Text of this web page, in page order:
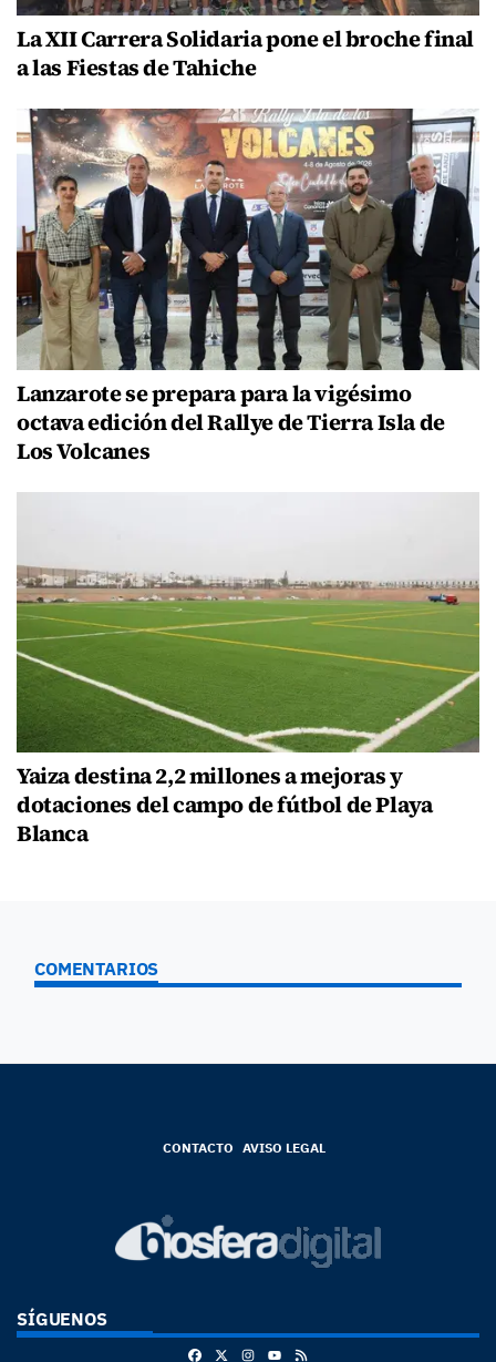
La XII Carrera Solidaria pone el broche final
a las Fiestas de Tahiche
Lanzarote se prepara para la vigésimo
octava edición del Rallye de Tierra Isla de
Los Volcanes
Yaiza destina 2,2 millones a mejoras y
dotaciones del campo de fútbol de Playa
Blanca
COMENTARIOS
CONTACTO AVISO LEGAL
SÍGUENOS
FacebookInstagram